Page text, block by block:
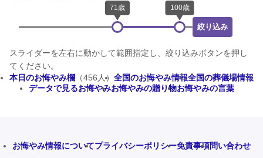
絞り込み
スライダーを左右に動かして範囲指定し、絞り込みボタンを押し
てください。
本日のお悔やみ欄 （456人） 全国のお悔やみ情報全国の葬儀場情報
データで見るお悔やみお悔やみの贈り物お悔やみの言葉
お悔やみ情報についてプライバシーポリシー免責事項問い合わせ